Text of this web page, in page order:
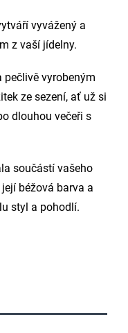
vyvážený a
z vaší jídelny.
vyrobeným
ze sezení, ať už si
dlouhou večeři s
součástí vašeho
béžová barva a
styl a pohodlí.